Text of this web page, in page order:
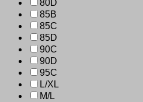
80D
85B
85C
85D
90C
90D
95C
L/XL
M/L